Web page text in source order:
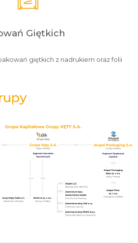
Giętkich
giętkich z nadrukiem oraz folii